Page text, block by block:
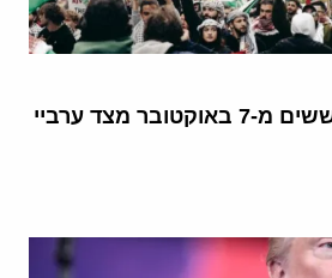
סקר חדש: 62% מהישראלים חוששים מ-7 באוקטובר מצד ערביי